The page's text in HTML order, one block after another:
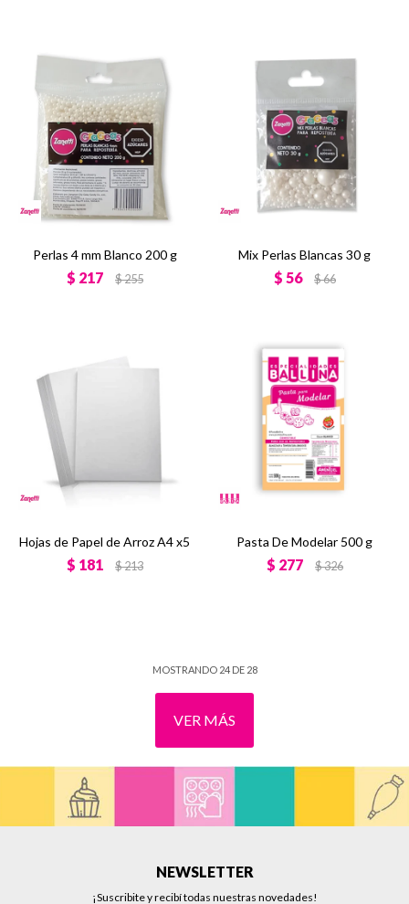
Perlas 4 mm Blanco 200 g
$ 217 $255
Mix Perlas Blancas 30 g
$ 56 $66
Hojas de Papel de Arroz A4 x5
$ 181 $213
Pasta De Modelar 500 g
$ 277 $326
MOSTRANDO 24DE 28
VER MÁS
NEWSLETTER
¡Suscribite y recibí todas nuestras novedades!